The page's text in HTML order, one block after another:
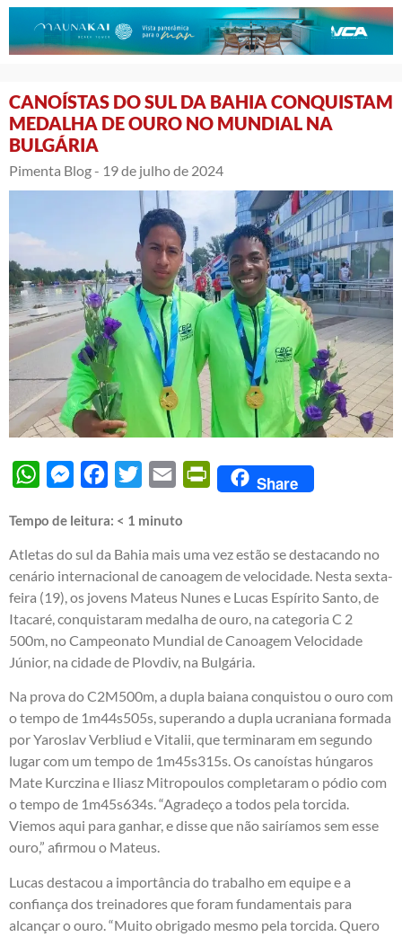
CANOÍSTAS DO SUL DA BAHIA CONQUISTAM
MEDALHA DE OURO NO MUNDIAL NA
BULGÁRIA
Pimenta Blog - 19 de julho de 2024
WhatsAppMessengerFacebook
Twitter Email PrintFriendly
Share
Tempo de leitura: < 1 minuto
Atletas do sul da Bahia mais uma vez estão se destacando no
cenário internacional de canoagem de velocidade. Nesta sexta-
feira (19), os jovens Mateus Nunes e Lucas Espírito Santo, de
Itacaré, conquistaram medalha de ouro, na categoria C 2
500m, no Campeonato Mundial de Canoagem Velocidade
Júnior, na cidade de Plovdiv, na Bulgária.
Na prova do C2M500m, a dupla baiana conquistou o ouro com
o tempo de 1m44s505s, superando a dupla ucraniana formada
por Yaroslav Verbliud e Vitalii, que terminaram em segundo
lugar com um tempo de 1m45s315s. Os canoístas húngaros
Mate Kurczina e Iliasz Mitropoulos completaram o pódio com
o tempo de 1m45s634s. “Agradeço a todos pela torcida.
Viemos aqui para ganhar, e disse que não sairíamos sem esse
ouro,” afirmou o Mateus.
Lucas destacou a importância do trabalho em equipe e a
confiança dos treinadores que foram fundamentais para
alcançar o ouro. “Muito obrigado mesmo pela torcida. Quero